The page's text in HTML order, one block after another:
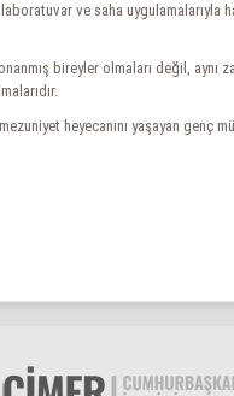
ve saha
bireyler olmaları değil,
heyecanını yaşayan genç